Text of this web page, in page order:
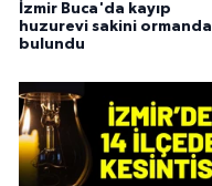
İzmir Buca'da kayıp
huzurevi sakini ormanda
bulundu